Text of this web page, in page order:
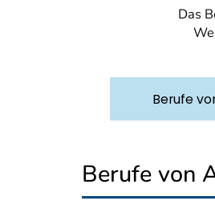
Das
Berufe
Berufe von